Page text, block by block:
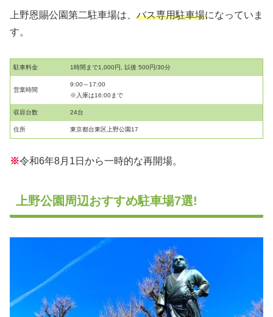
上野恩賜公園第二駐車場は、 バス専用駐車場になっていま
す。
駐車料金 1時間まで1,000円, 以後 500円/30分
営業時間
9:00～17:00
※入庫は16:00まで
収容台数 24台
住所 東京都台東区上野公園17
※令和6年8月1日から一時的な再開場。
上野公園周辺おすすめ駐車場7選!